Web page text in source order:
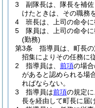
3
副隊長は、隊長を補
けたときは、その職務
4
班長は、上司の命令に
5
隊員は、上司の命令
(勤務)
第3条
指導員は、町長
招集によりその任務に
2
指導員は、 前項の場
があると認められる場
ればならない。
3
指導員は前項の規定
長を経由して町長に届